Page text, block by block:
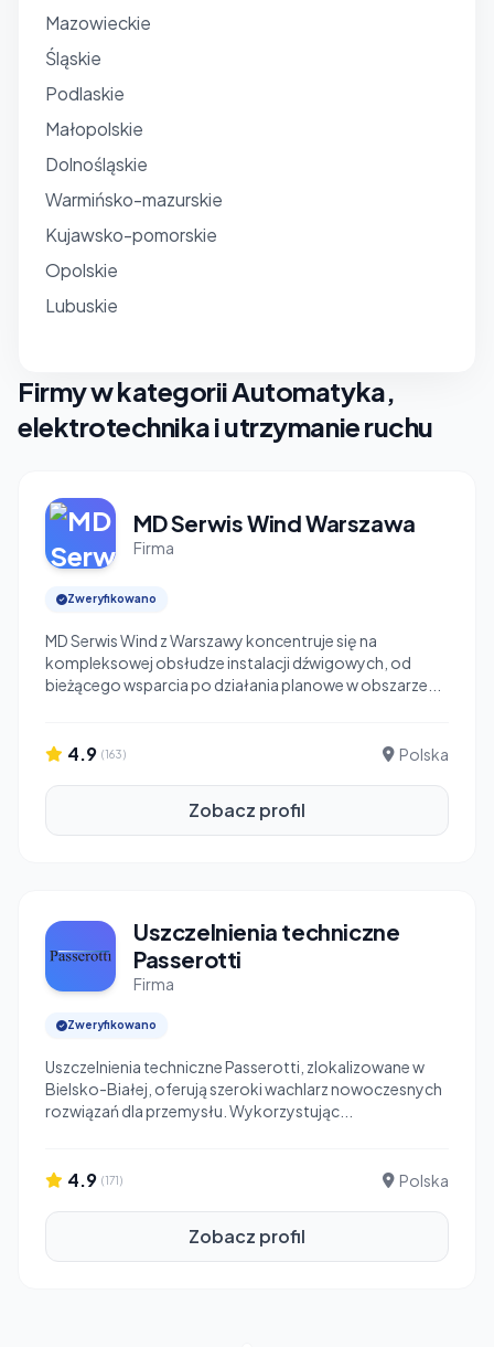
Mazowieckie
Śląskie
Podlaskie
Małopolskie
Dolnośląskie
Warmińsko-mazurskie
Kujawsko-pomorskie
Opolskie
Lubuskie
Firmy w kategorii Automatyka,
elektrotechnika i utrzymanie ruchu
MD Serwis Wind Warszawa
Firma
Zweryfikowano
MD Serwis Wind z Warszawy koncentruje się na
kompleksowej obsłudze instalacji dźwigowych, od
bieżącego wsparcia po działania planowe w obszarze...
4.9 (163) Polska
Zobacz profil
Uszczelnienia techniczne
Passerotti
Firma
Zweryfikowano
Uszczelnienia techniczne Passerotti, zlokalizowane w
Bielsko-Białej, oferują szeroki wachlarz nowoczesnych
rozwiązań dla przemysłu. Wykorzystując...
4.9 (171) Polska
Zobacz profil